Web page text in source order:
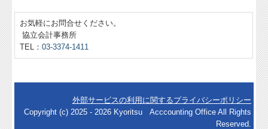
お気軽にお問合せください。
協立会計事務所
TEL：03-3374-1411
外部サービスの利用に関するプライバシーポリシー
Copyright (c) 2025 - 2026 Kyoritsu Acccounting Office All Rights
Reserved.